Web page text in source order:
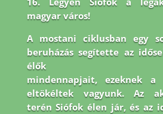
magyar város!
A mostani ciklusban egy
beruházás segítette az
élők
mindennapjait, ezeknek
eltökéltek vagyunk. Az
terén Siófok élen jár,és az